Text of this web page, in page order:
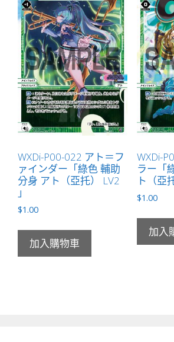
WXDi-P00-022 アト＝フ
ァインダー「綠色 輔助
分身 アト（亞托） LV2
」
$1.00
加入購物車
WXDi-
ラー「
ト（亞
$1.00
加入